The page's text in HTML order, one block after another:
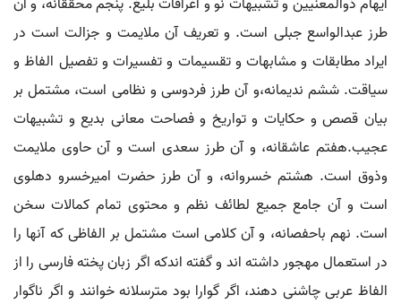
طرز عبدالواسع جبلی است. و تعریف آن ملایمت و جزالت است در
ایراد مطابقات و مشابهات و تقسیمات و تفسیرات و تفصیل الفاظ و
سیاقت. ششم ندیمانه،و آن طرز فردوسی و نظامی است، مشتمل بر
بیان قصص و حکایات و تواریخ و فصاحت معانی بدیع و تشبیهات
عجیب.هفتم عاشقانه، و آن طرز سعدی است و آن حاوی ملایمت
وذوق است. هشتم خسروانه، و آن طرز حضرت امیرخسرو دهلوی
است و آن جامع جمیع لطائف نظم و محتوی تمام کمالات سخن
است. نهم باحفصانه، و آن کلامی است مشتمل بر الفاظی که آنها را
در استعمال مهجور داشته اند و گفته اندکه اگر زبان پخته فارسی را از
الفاظ عربی چاشنی دهند، اگر گوارا بود مترسلانه خوانند و اگر ناگوار